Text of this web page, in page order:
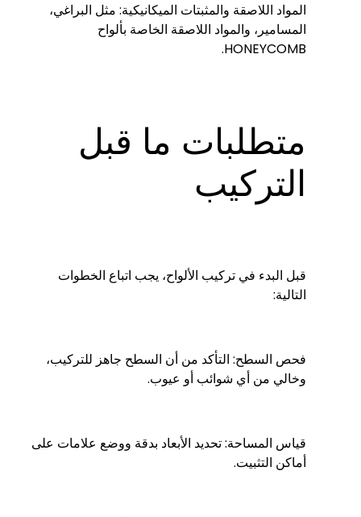
المواد اللاصقة والمثبتات الميكانيكية: مثل البراغي،
المسامير، والمواد اللاصقة الخاصة بألواح
HONEYCOMB.
متطلبات ما قبل
التركيب
قبل البدء في تركيب الألواح، يجب اتباع الخطوات
التالية:
فحص السطح: التأكد من أن السطح جاهز للتركيب،
وخالي من أي شوائب أو عيوب.
قياس المساحة: تحديد الأبعاد بدقة ووضع علامات على
أماكن التثبيت.